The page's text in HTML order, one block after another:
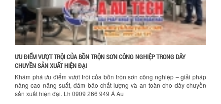
Chính sách bảo hành
ƯU ĐIỂM VƯỢT TRỘI CỦA BỒN TRỘN SƠN CÔNG NGHIỆP TRONG DÂY
CHUYỀN SẢN XUẤT HIỆN ĐẠI
Khám phá ưu điểm vượt trội của bồn trộn sơn công nghiệp – giải pháp
nâng cao năng suất, đảm bảo chất lượng và an toàn cho dây chuyền
sản xuất hiện đại. Lh 0909 266 949 Á Âu
SƠN CÔNG NGHIỆP HIỆN ĐẠI
Khám phá cách máy trộn sơn công
nghiệp giúp doanh nghiệp tiết kiệm
nguyên liệu, nhân công và chi phí vận
hành. Giải...
NHỮNG TIÊU CHÍ QUAN TRỌNG KHI LỰA
NHÀ MÁY
Khám phá những tiêu chí quan trọng
giúp doanh nghiệp lựa chọn máy khuấy